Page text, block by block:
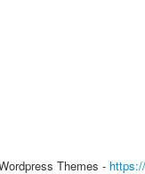
Themes -